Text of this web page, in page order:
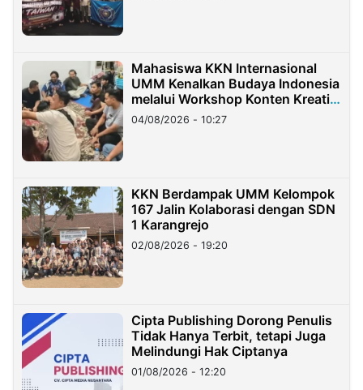
Mahasiswa KKN Internasional
UMM Kenalkan Budaya Indonesia
melalui Workshop Konten Kreatif
di Taiwan
04/08/2026 - 10:27
KKN Berdampak UMM Kelompok
167 Jalin Kolaborasi dengan SDN
1 Karangrejo
02/08/2026 - 19:20
Cipta Publishing Dorong Penulis
Tidak Hanya Terbit, tetapi Juga
Melindungi Hak Ciptanya
01/08/2026 - 12:20